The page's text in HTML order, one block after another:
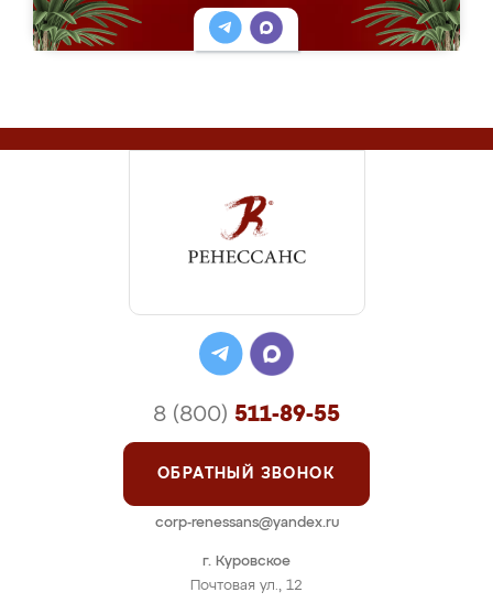
г. Куровское
Почтовая ул., 12
8 (800) 511-89-55
ОБРАТНЫЙ ЗВОНОК
corp-renessans@yandex.ru